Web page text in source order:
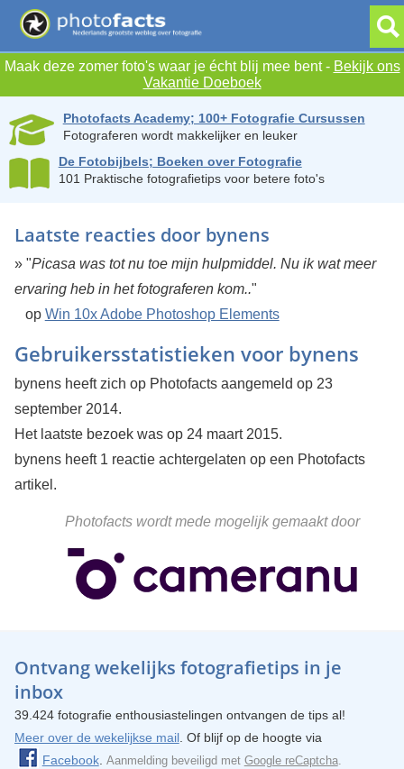
Maak deze zomer foto's waar je écht blij mee bent - Bekijk ons
Vakantie Doeboek
Photofacts Academy; 100+ Fotografie Cursussen
Fotograferen wordt makkelijker en leuker
De Fotobijbels; Boeken over Fotografie
101 Praktische fotografietips voor betere foto's
Laatste reacties door bynens
» "Picasa was tot nu toe mijn hulpmiddel. Nu ik wat meer
ervaring heb in het fotograferen kom.."
op Win 10x Adobe Photoshop Elements
Gebruikersstatistieken voor bynens
bynens heeft zich op Photofacts aangemeld op 23
september 2014.
Het laatste bezoek was op 24 maart 2015.
bynens heeft 1 reactie achtergelaten op een Photofacts
artikel.
Photofacts wordt mede mogelijk gemaakt door
Ontvang wekelijks fotografietips in je
inbox
39.424 fotografie enthousiastelingen ontvangen de tips al!
Meer over de wekelijkse mail. Of blijf op de hoogte via
Facebook. Aanmelding beveiligd met Google reCaptcha.